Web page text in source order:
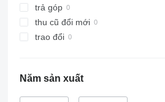
9560
9600
9610
9660
trả góp
thu cũ đổi mới
trao đổi
Năm sản xuất